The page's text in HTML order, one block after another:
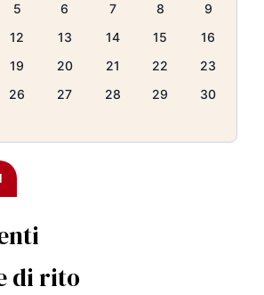
5 6 7 8
9
12 13 14 15
16
19 20 21 22
23
26 27 28 29
30
di rito